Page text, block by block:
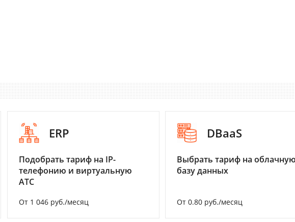
ERP
Подобрать тариф на IP-
телефонию и виртуальную
АТС
От 1 046 руб./месяц
DBaaS
Выбрать тариф на
базу данных
От 0.80 руб./месяц